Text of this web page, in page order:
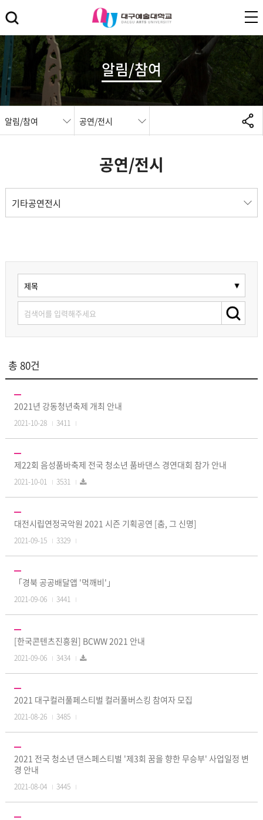
알림/참여
알림/참여 공연/전시
공연/전시
기타공연전시
총 80건
2021년 강동청년축제 개최 안내
2021-10-28 3411
제22회 음성품바축제 전국 청소년 품바댄스 경연대회 참가 안내
2021-10-01 3531
대전시립연정국악원 2021 시즌 기획공연 [춤, 그 신명]
2021-09-15 3329
「경북 공공배달앱 '먹깨비'」
2021-09-06 3441
[한국콘텐츠진흥원] BCWW 2021 안내
2021-09-06 3434
2021 대구컬러풀페스티벌 컬러풀버스킹 참여자 모집
2021-08-26 3485
2021 전국 청소년 댄스페스티벌 '제3회 꿈을 향한 무승부' 사업일정 변
경 안내
2021-08-04 3445